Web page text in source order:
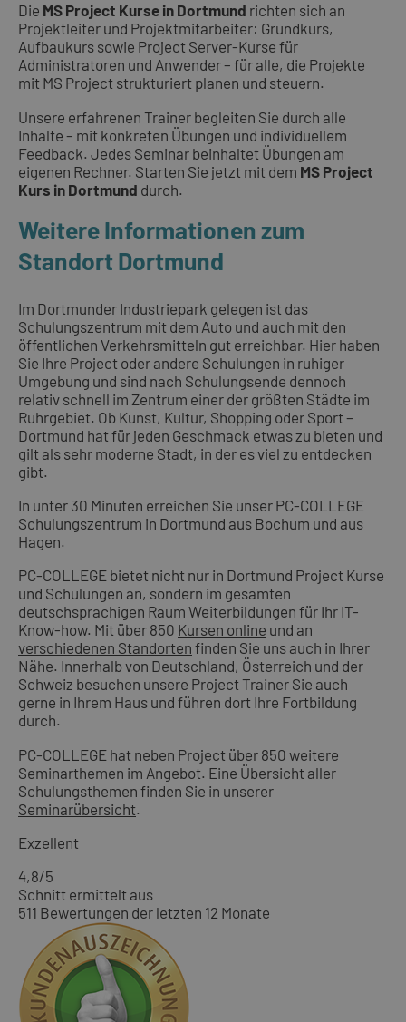
Die MS Project Kurse in Dortmund richten sich an
Projektleiter und Projektmitarbeiter: Grundkurs,
Aufbaukurs sowie Project Server-Kurse für
Administratoren und Anwender – für alle, die Projekte
mit MS Project strukturiert planen und steuern.
Unsere erfahrenen Trainer begleiten Sie durch alle
Inhalte – mit konkreten Übungen und individuellem
Feedback. Jedes Seminar beinhaltet Übungen am
eigenen Rechner. Starten Sie jetzt mit dem MS Project
Kurs in Dortmund durch.
Weitere Informationen zum
Standort Dortmund
Im Dortmunder Industriepark gelegen ist das
Schulungszentrum mit dem Auto und auch mit den
öffentlichen Verkehrsmitteln gut erreichbar. Hier haben
Sie Ihre Project oder andere Schulungen in ruhiger
Umgebung und sind nach Schulungsende dennoch
relativ schnell im Zentrum einer der größten Städte im
Ruhrgebiet. Ob Kunst, Kultur, Shopping oder Sport –
Dortmund hat für jeden Geschmack etwas zu bieten und
gilt als sehr moderne Stadt, in der es viel zu entdecken
gibt.
In unter 30 Minuten erreichen Sie unser PC-COLLEGE
Schulungszentrum in Dortmund aus Bochum und aus
Hagen.
PC-COLLEGE bietet nicht nur in Dortmund Project Kurse
und Schulungen an, sondern im gesamten
deutschsprachigen Raum Weiterbildungen für Ihr IT-
Know-how. Mit über 850 Kursen online und an
verschiedenen Standorten finden Sie uns auch in Ihrer
Nähe. Innerhalb von Deutschland, Österreich und der
Schweiz besuchen unsere Project Trainer Sie auch
gerne in Ihrem Haus und führen dort Ihre Fortbildung
durch.
PC-COLLEGE hat neben Project über 850 weitere
Seminarthemen im Angebot. Eine Übersicht aller
Schulungsthemen finden Sie in unserer
Seminarübersicht.
Exzellent
4,8/5
Schnitt ermittelt aus
511 Bewertungen der letzten 12 Monate